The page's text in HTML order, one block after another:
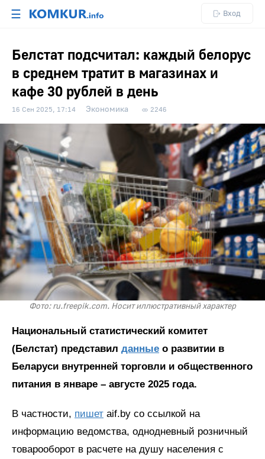
☰ Вход
Белстат подсчитал: каждый белорус
в среднем тратит в магазинах и
кафе 30 рублей в день
16 Сен 2025, 17:14 Экономика 2246
Фото: ru.freepik.com. Носит иллюстративный характер
Национальный статистический комитет
(Белстат) представил данные о развитии в
Беларуси внутренней торговли и общественного
питания в январе – августе 2025 года.
В частности, пишет aif.by со ссылкой на
информацию ведомства, однодневный розничный
товарооборот в расчете на душу населения с